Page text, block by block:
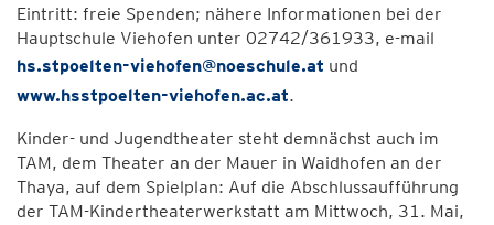
Eintritt: freie Spenden; nähere Informationen bei der
Hauptschule Viehofen unter 02742/361933, e-mail
hs.stpoelten-viehofen@noeschule.at und
www.hsstpoelten-viehofen.ac.at.
Kinder- und Jugendtheater steht demnächst auch im
TAM, dem Theater an der Mauer in Waidhofen an der
Thaya, auf dem Spielplan: Auf die Abschlussaufführung
der TAM-Kindertheaterwerkstatt am Mittwoch, 31. Mai,